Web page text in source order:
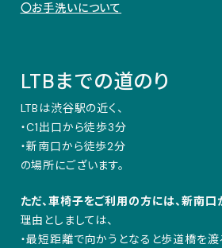
〇お手洗いについて
LTBまでの道のり
LTBは渋谷駅の近く、
・C1出口から徒歩3分
・新南口から徒歩2分
の場所にございます。
ただ、車椅子をご利用の方には、新南
理由としましては、
・最短距離で向かうとなると歩道橋を